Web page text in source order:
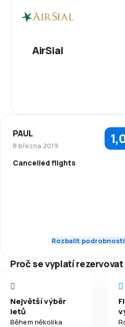
AirSial
Síť spojení
Ceny letenek
PAUL
8 března 2019
Cancelled flights
Síť spojení
Ceny letenek
Přeprava zavazadel
Rozbalit podrobnosti
Proč se vyplatí
Největší výběr
letů
Během několika